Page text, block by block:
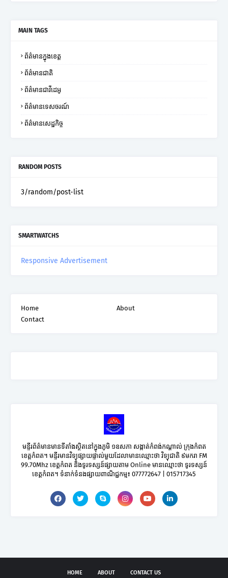
MAIN TAGS
ព័ត៌មានក្នុងខេត្ត
ព័ត៌មានជាតិ
ព័ត៌មានជាវីដេអូ
ព័ត៌មានទេសចរណ៍
ព័ត៌មានសេដ្ឋកិច្ច
RANDOM POSTS
3/random/post-list
SMARTWATCHS
Responsive Advertisement
Home
About
Contact
មន្ទីរព័ត៌មានមានទីតាំងស្ថិតនៅក្នុងភូមិ ១ឧសភា សង្កាត់កំពង់កណ្តាល់ ក្រុងកំពត
ខេត្តកំពត។ មន្ទីរមានវិទ្យុផ្សាយផ្ទាល់មួយដែលាមានឈ្មោះថា វិទ្យុជាតិ ៩មករា FM
99.70Mhz ខេត្តកំពត និងទូរទស្សន៍ផ្សាយតាម Online មានឈ្មោះថា ទូរទស្សន៍
ខេត្តកំពត។ ទំនាក់ទំនងផ្សាយពាណិជ្ជកម្ម៖ 077772647 | 015717345
HOME ABOUT CONTACT US